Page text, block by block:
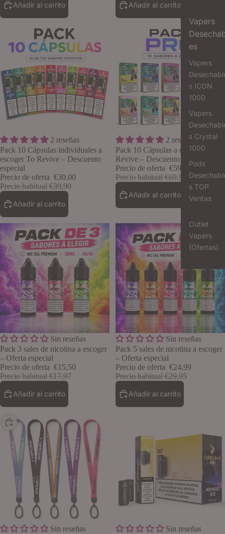
Vapers
es
Vapers
s ICON
1000
Vapers
s Crystal
1000
Pods
s TOP
Ventas
Outlet
Vapers
(Ofertas)
Añadir al carrito Añadir al carrito
Oferta
Lo quiero
2 reseñas
Pack 10 Cápsulas individuales a
escoger To Revive – Descuento
especial
Precio de oferta €30,00
Precio habitual €39,90
Añadir al carrito
Oferta
2 reseñas
Pack 10 Cápsulas a escoger To
Revive – Descuento especial
Precio de oferta €59,68
Precio habitual €69,90
Añadir al carrito
Oferta
Lo quiero
Sin reseñas
Pack 3 sales de nicotina a escoger
– Oferta especial
Precio de oferta €15,50
Precio habitual €17,97
Añadir al carrito
Oferta
Sin reseñas
Pack 5 sales de nicotina a escoger
– Oferta especial
Precio de oferta €24,99
Precio habitual €29,95
Añadir al carrito
Lo quiero
Sin reseñas
Oferta
Sin reseñas